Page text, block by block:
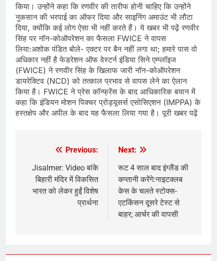
किया। उन्होंने कहा कि रणवीर की तारीफ होनी चाहिए कि उन्होंने
नुकसान की भरपाई का ऑफर दिया और साइनिंग अमाउंट भी लौटा
दिया, क्योंकि कई लोग ऐसा भी नहीं करते हैं। ये खबर भी पढ़ें रणवीर
सिंह पर नॉन-कोऑपरेशन का फैसला FWICE ने वापस
लिया:अशोक पंडित बोले- एक्टर पर बैन नहीं लगा था; हमारे पास वो
अधिकार नहीं है फेडरेशन ऑफ वेस्टर्न इंडिया सिने एम्प्लॉइज
(FWICE) ने रणवीर सिंह के खिलाफ जारी नॉन-कोऑपरेशन
डायरेक्टिव (NCD) को तत्काल प्रभाव से वापस लेने का ऐलान
किया है। FWICE ने प्रेस कॉन्फ्रेंस के बाद आधिकारिक बयान में
कहा कि इंडियन मोशन पिक्चर प्रोड्यूसर्स एसोसिएशन (IMPPA) के
हस्तक्षेप और अपील के बाद यह फैसला लिया गया है। पूरी खबर पढ़ें
navigation
Previous:
Jisalmer: Video बांके
बिहारी मंदिर में विकसित
भारत को लेकर हुईं विशेष
प्रार्थना
Next:
रूट 4 साल बाद इंग्लैंड की
कप्तानी करेंगे:नाइटक्लब
केस के चलते स्टोक्स-
एटकिंसन दूसरे टेस्ट से
बाहर; आर्चर की वापसी